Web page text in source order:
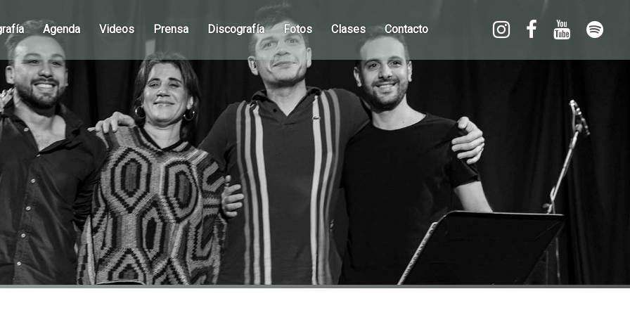
Agenda Videos Prensa Discografía Fotos Clases Contacto